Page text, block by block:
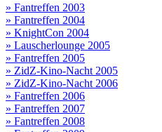
» Fantreffen 2003
» Fantreffen 2004
» KnightCon 2004
» Lauscherlounge 2005
» Fantreffen 2005
» ZidZ-Kino-Nacht 2005
» ZidZ-Kino-Nacht 2006
» Fantreffen 2006
» Fantreffen 2007
» Fantreffen 2008